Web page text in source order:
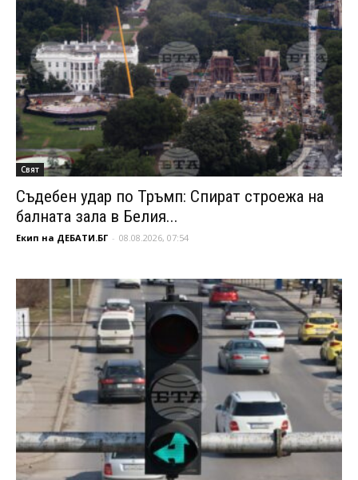
Свят
Съдебен удар по Тръмп: Спират строежа на
балната зала в Белия...
Екип на ДЕБАТИ.БГ - 08.08.2026, 07:54